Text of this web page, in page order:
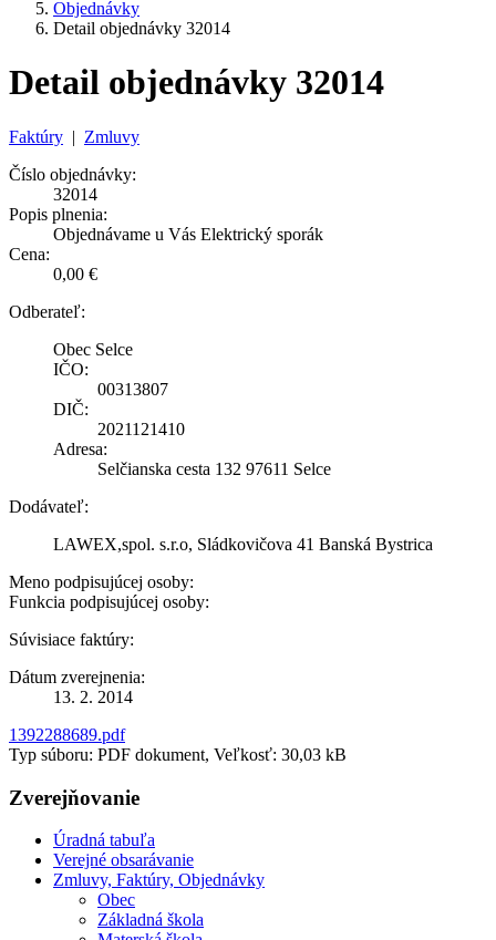
Objednávky
Detail objednávky 32014
Detail objednávky 32014
Faktúry | Zmluvy
Číslo objednávky:
32014
Popis plnenia:
Objednávame u Vás Elektrický sporák
Cena:
0,00 €
Odberateľ:
Obec Selce
IČO:
00313807
DIČ:
2021121410
Adresa:
Selčianska cesta 132 97611 Selce
Dodávateľ:
LAWEX,spol. s.r.o, Sládkovičova 41 Banská Bystrica
Meno podpisujúcej osoby:
Funkcia podpisujúcej osoby:
Súvisiace faktúry:
Dátum zverejnenia:
13. 2. 2014
1392288689.pdf
Typ súboru: PDF dokument, Veľkosť: 30,03 kB
Zverejňovanie
Úradná tabuľa
Verejné obsarávanie
Zmluvy, Faktúry, Objednávky
Obec
Základná škola